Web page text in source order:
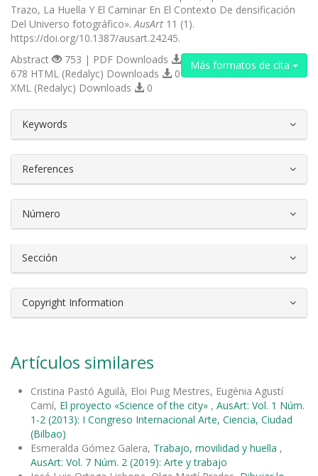
Trazo, La Huella Y El Caminar En El Contexto De densificación
Del Universo fotográfico».AusArt 11 (1).
https://doi.org/10.1387/ausart.24245.
Más formatos de cita
Abstract
753 | PDF Downloads
678 HTML (Redalyc) Downloads
0
XML (Redalyc) Downloads
0
Keywords
References
Número
Sección
Copyright Information
Artículos similares
Cristina Pastó Aguilà, Eloi Puig Mestres, Eugènia Agustí
Camí, El proyecto «Science of the city» , AusArt: Vol. 1 Núm.
1-2 (2013): I Congreso Internacional Arte, Ciencia, Ciudad
(Bilbao)
Esmeralda Gómez Galera, Trabajo, movilidad y huella ,
AusArt: Vol. 7 Núm. 2 (2019): Arte y trabajo